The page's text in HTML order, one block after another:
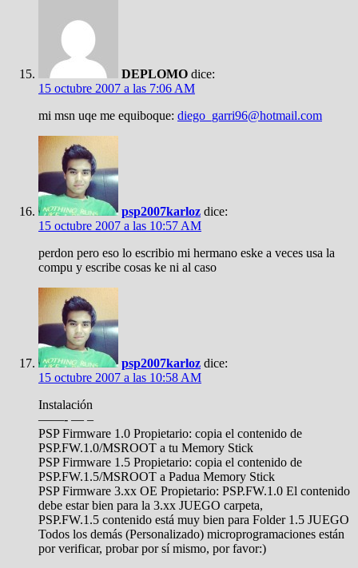
DEPLOMO dice:
15 octubre 2007 a las 7:06 AM
mi msn uqe me equiboque: diego_garri96@hotmail.com
psp2007karloz dice:
15 octubre 2007 a las 10:57 AM
perdon pero eso lo escribio mi hermano eske a veces usa la
compu y escribe cosas ke ni al caso
psp2007karloz dice:
15 octubre 2007 a las 10:58 AM
Instalación
——- — –
PSP Firmware 1.0 Propietario: copia el contenido de
PSP.FW.1.0/MSROOT a tu Memory Stick
PSP Firmware 1.5 Propietario: copia el contenido de
PSP.FW.1.5/MSROOT a Padua Memory Stick
PSP Firmware 3.xx OE Propietario: PSP.FW.1.0 El contenido
debe estar bien para la 3.xx JUEGO carpeta,
PSP.FW.1.5 contenido está muy bien para Folder 1.5 JUEGO
Todos los demás (Personalizado) microprogramaciones están
por verificar, probar por sí mismo, por favor:)